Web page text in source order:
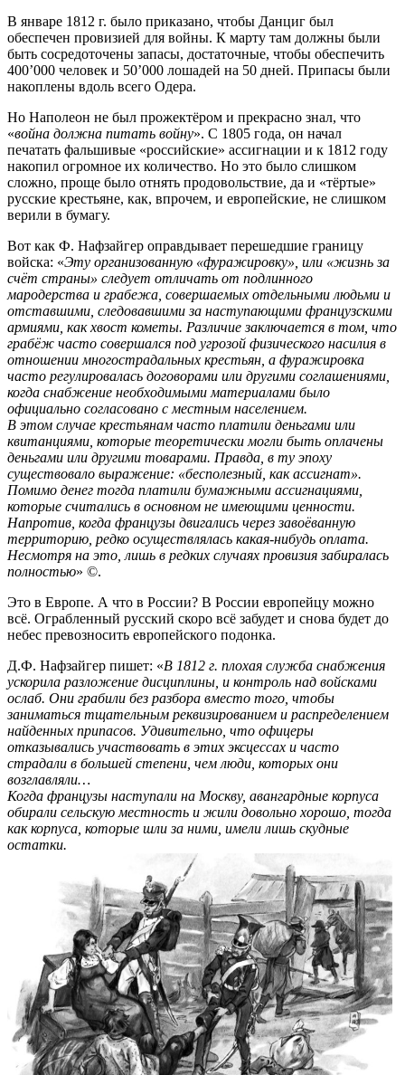
В январе 1812 г. было приказано, чтобы Данциг был
обеспечен провизией для войны. К марту там должны были
быть сосредоточены запасы, достаточные, чтобы обеспечить
400’000 человек и 50’000 лошадей на 50 дней. Припасы были
накоплены вдоль всего Одера.
Но Наполеон не был прожектёром и прекрасно знал, что
«война должна питать войну». С 1805 года, он начал
печатать фальшивые «российские» ассигнации и к 1812 году
накопил огромное их количество. Но это было слишком
сложно, проще было отнять продовольствие, да и «тёртые»
русские крестьяне, как, впрочем, и европейские, не слишком
верили в бумагу.
Вот как Ф. Нафзайгер оправдывает перешедшие границу
войска: «Эту организованную «фуражировку», или «жизнь за
счёт страны» следует отличать от подлинного
мародерства и грабежа, совершаемых отдельными людьми и
отставшими, следовавшими за наступающими французскими
армиями, как хвост кометы. Различие заключается в том, что
грабёж часто совершался под угрозой физического насилия в
отношении многострадальных крестьян, а фуражировка
часто регулировалась договорами или другими соглашениями,
когда снабжение необходимыми материалами было
официально согласовано с местным населением.
В этом случае крестьянам часто платили деньгами или
квитанциями, которые теоретически могли быть оплачены
деньгами или другими товарами. Правда, в ту эпоху
существовало выражение: «бесполезный, как ассигнат».
Помимо денег тогда платили бумажными ассигнациями,
которые считались в основном не имеющими ценности.
Напротив, когда французы двигались через завоёванную
территорию, редко осуществлялась какая-нибудь оплата.
Несмотря на это, лишь в редких случаях провизия забиралась
полностью» ©.
Это в Европе. А что в России? В России европейцу можно
всё. Ограбленный русский скоро всё забудет и снова будет до
небес превозносить европейского подонка.
Д.Ф. Нафзайгер пишет: «В 1812 г. плохая служба снабжения
ускорила разложение дисциплины, и контроль над войсками
ослаб. Они грабили без разбора вместо того, чтобы
заниматься тщательным реквизированием и распределением
найденных припасов. Удивительно, что офицеры
отказывались участвовать в этих эксцессах и часто
страдали в большей степени, чем люди, которых они
возглавляли…
Когда французы наступали на Москву, авангардные корпуса
обирали сельскую местность и жили довольно хорошо, тогда
как корпуса, которые шли за ними, имели лишь скудные
остатки.